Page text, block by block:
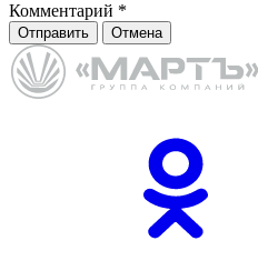
Комментарий *
Отправить Отмена